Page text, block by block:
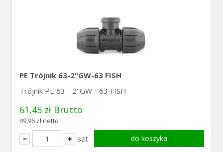
PE Trójnik 63-2"GW-63 FISH
Trójnik PE 63 - 2''GW - 63 FISH
61,45 zł Brutto
49,96 zł netto
szt do koszyka